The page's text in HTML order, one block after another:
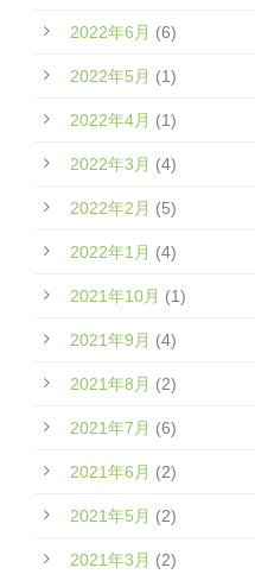
2022年6月 (6)
2022年5月 (1)
2022年4月 (1)
2022年3月 (4)
2022年2月 (5)
2022年1月 (4)
2021年10月 (1)
2021年9月 (4)
2021年8月 (2)
2021年7月 (6)
2021年6月 (2)
2021年5月 (2)
2021年3月 (2)